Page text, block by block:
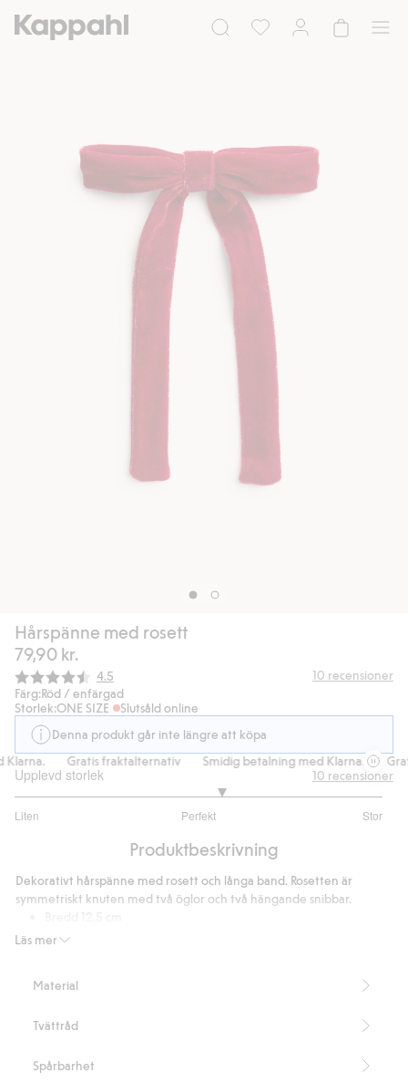
Hårspänne med rosett
79,90 kr.
Snittbetyg:
4.5 10 recensioner
Färg:Röd / enfärgad
Storlek:ONE SIZE
Slutsåld online
Denna produkt går inte längre att köpa
Gratis fraktalternativ Smidig betalning med Klarna.
Upplevd storlek
Liten Perfekt Stor
utav
8
betyg
10 recensioner
Produktbeskrivning
Läs mer
Dekorativt hårspänne med rosett och långa band. Rosetten är
symmetriskt knuten med två öglor och två hängande snibbar.
Längd 17 cm
Recycled Polyester
Material
Tvättråd
Spårbarhet